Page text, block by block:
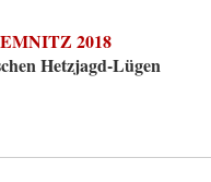
2018
Hetzjagd-Lügen